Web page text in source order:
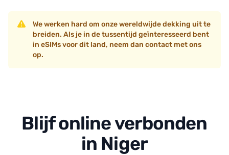
We werken hard om onze wereldwijde dekking uit te
breiden. Als je in de tussentijd geïnteresseerd bent
in eSIMs voor dit land, neem dan contact met ons
op.
Blijf online verbonden
in Niger